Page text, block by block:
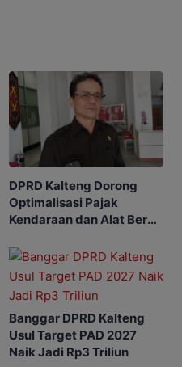
DPRD Kalteng Dorong
Optimalisasi Pajak
Kendaraan dan Alat Berat
Banggar DPRD Kalteng
Usul Target PAD 2027
Naik Jadi Rp3 Triliun